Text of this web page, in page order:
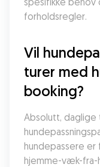
forholdsregler.
Vil
turer med
booking?
Absolutt, daglige
hundepassere er
hjemme-væk-fra-